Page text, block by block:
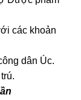
các khoản
dân Úc.